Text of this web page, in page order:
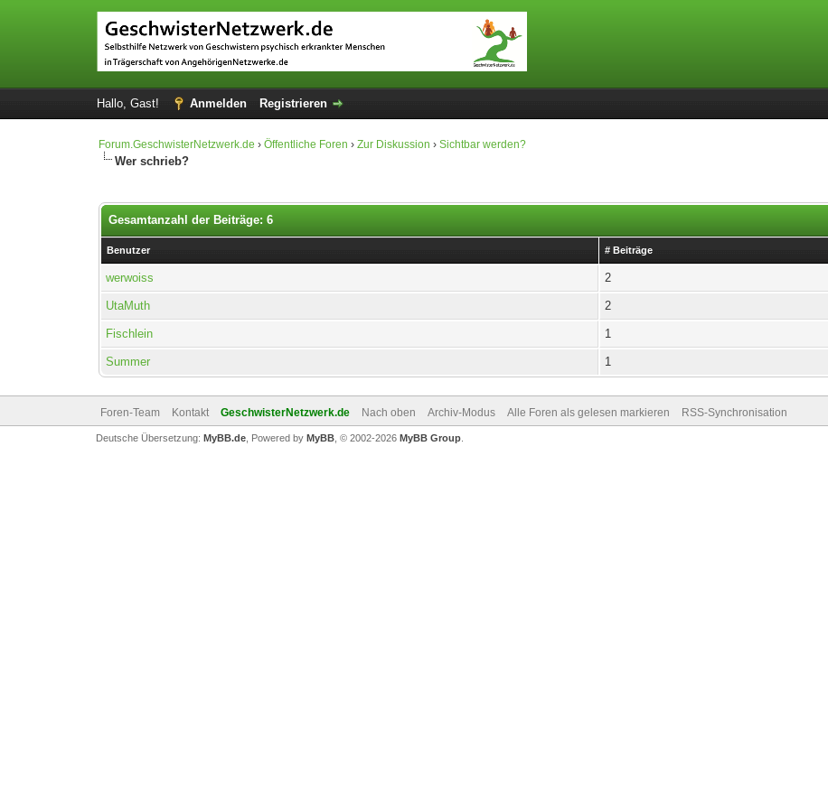
Hallo, Gast! Anmelden Registrieren
Forum.GeschwisterNetzwerk.de ›Öffentliche Foren ›Zur Diskussion ›Sichtbar werden?
Wer schrieb?
Gesamtanzahl der Beiträge: 6
Benutzer # Beiträge
werwoiss 2
UtaMuth 2
Fischlein 1
Summer 1
Foren-Team Kontakt GeschwisterNetzwerk.de Nach oben Archiv-Modus Alle Foren als gelesen markieren RSS-Synchronisation
Deutsche Übersetzung: MyBB.de, Powered by MyBB, © 2002-2026 MyBB Group.